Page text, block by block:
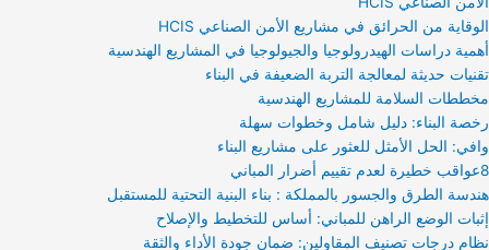
الوقاية من الحرائق في مشاريع الأمن الصناعي HCIS
أهمية دراسات الهيدرولوجيا والجيولوجيا في المشاريع الهندسية
تقنيات حديثة لمعالجة التربة الضعيفة في البناء
مخططات السلامة للمشاريع الهندسية
رخصة البناء: دليل شامل وخطوات سهلة
وافي: الحل الأمثل للعثور على مشاريع البناء
8عواقب خطيرة لعدم تقييم أضرار المباني
هندسة الطرق والجسور بالمملكة : بناء البنية التحتية للمستقبل
إثبات الوضع الراهن للمباني: أساس للتخطيط والإصلاح
نظام درجات تصنيف المقاولين: ضمان جودة الأداء والثقة